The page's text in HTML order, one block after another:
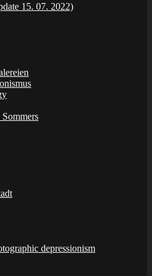
15. 07. 2022)
Sommers
depressionism